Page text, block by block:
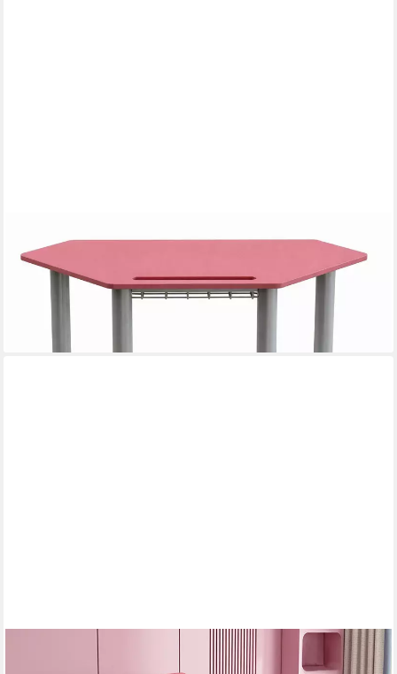
Schreibtisch Sechseckige Schulbank in Rosa mit praktischen
Regalen, Made in Europa
1.069,00 €
UVP1.390,00 €
lieferbar in 10 Wochen
Kinderschreibtisch Kinderschreibtischstuhl Set für